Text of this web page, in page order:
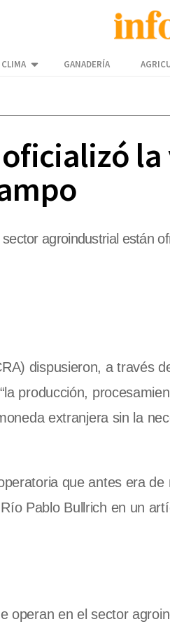
CLIMA GANADERÍA
agroindustrial están
dispusieron, a través
producción,
extranjera sin la
que antes era
Pablo Bullrich en un
operan en el sector